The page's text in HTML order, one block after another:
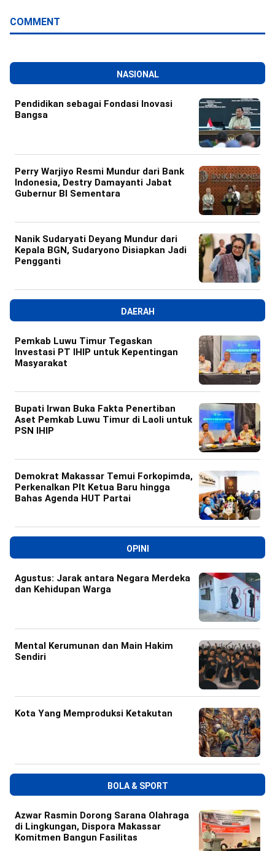
COMMENT
NASIONAL
Pendidikan sebagai Fondasi Inovasi
Bangsa
Perry Warjiyo Resmi Mundur dari Bank
Indonesia, Destry Damayanti Jabat
Gubernur BI Sementara
Nanik Sudaryati Deyang Mundur dari
Kepala BGN, Sudaryono Disiapkan Jadi
Pengganti
DAERAH
Pemkab Luwu Timur Tegaskan
Investasi PT IHIP untuk Kepentingan
Masyarakat
Bupati Irwan Buka Fakta Penertiban
Aset Pemkab Luwu Timur di Laoli untuk
PSN IHIP
Demokrat Makassar Temui Forkopimda,
Perkenalkan Plt Ketua Baru hingga
Bahas Agenda HUT Partai
OPINI
Agustus: Jarak antara Negara Merdeka
dan Kehidupan Warga
Mental Kerumunan dan Main Hakim
Sendiri
Kota Yang Memproduksi Ketakutan
BOLA & SPORT
Azwar Rasmin Dorong Sarana Olahraga
di Lingkungan, Dispora Makassar
Komitmen Bangun Fasilitas